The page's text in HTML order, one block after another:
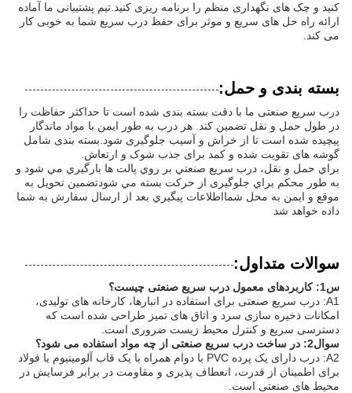
کنید و چک های نگهداری منظم را برنامه ریزی کنید.تیم پشتیبانی ما آماده
ارائه راه حل های سریع و موثر برای حفظ درب سریع شما به خوبی کار
می کند.
بسته بندی و حمل:
درب سریع صنعتی ما با دقت بسته بندی شده است تا حداکثر حفاظت را
در طول حمل و نقل تضمین کند. هر درب به طور ایمن با مواد ماندگار
پیچیده شده است تا از خراش و آسیب جلوگیری شود.بسته بندی شامل
گوشه های تقویت شده و کمد برای جذب شوک و ارتعاش.
براي حمل و نقل، درب سريع صنعتي بر روي پالت ها بارگيري مي شود و
به طور محکم براي جلوگیری از حرکت بسته مي شودتضمین تحویل به
موقع و ایمن به محل شمااطلاعات پيگيري بعد از ارسال سفارش به شما
داده خواهد شد
سوالات متداول:
س1: کاربردهای معمول درب سریع صنعتی چیست؟
A1: درب سریع صنعتی برای استفاده در انبارها، کارخانه های تولیدی،
امکانات ذخیره سازی سرد و اتاق های تمیز طراحی شده است که
دسترسی سریع و کنترل محیط زیست ضروری است.
سوال2: در ساخت درب سریع صنعتی از چه مواد استفاده می شود؟
A2: درب دارای یک پرده PVC با دوام همراه با یک قاب آلومینیوم یا فولاد
برای اطمینان از قدرت، انعطاف پذیری و مقاومت در برابر فرسایش در
محیط های صنعتی است.